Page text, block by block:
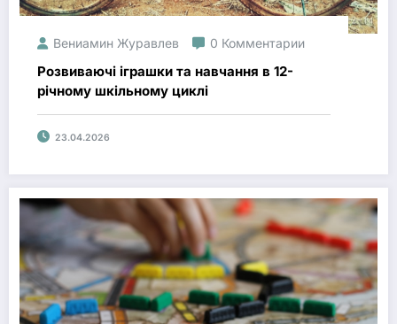
Вениамин Журавлев 0 Комментарии
Розвиваючі іграшки та навчання в 12-
річному шкільному циклі
23.04.2026